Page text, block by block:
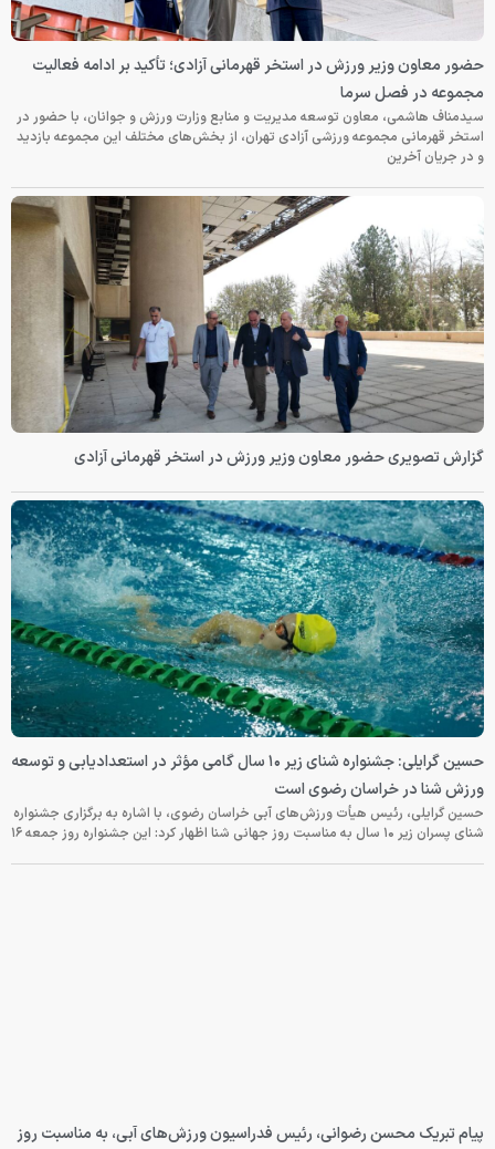
حضور معاون وزیر ورزش در استخر قهرمانی آزادی؛ تأکید بر ادامه فعالیت
مجموعه در فصل سرما
سیدمناف هاشمی، معاون توسعه مدیریت و منابع وزارت ورزش و جوانان، با حضور در
استخر قهرمانی مجموعه ورزشی آزادی تهران، از بخش‌های مختلف این مجموعه بازدید
و در جریان آخرین
گزارش تصویری حضور معاون وزیر ورزش در استخر قهرمانی آزادی
حسین گرایلی: جشنواره شنای زیر ۱۰ سال گامی مؤثر در استعدادیابی و توسعه
ورزش شنا در خراسان رضوی است
حسین گرایلی، رئیس هیأت ورزش‌های آبی خراسان رضوی، با اشاره به برگزاری جشنواره
شنای پسران زیر ۱۰ سال به مناسبت روز جهانی شنا اظهار کرد: این جشنواره روز جمعه‌ ۱۶
پیام تبریک محسن رضوانی، رئیس فدراسیون ورزش‌های آبی، به مناسبت روز